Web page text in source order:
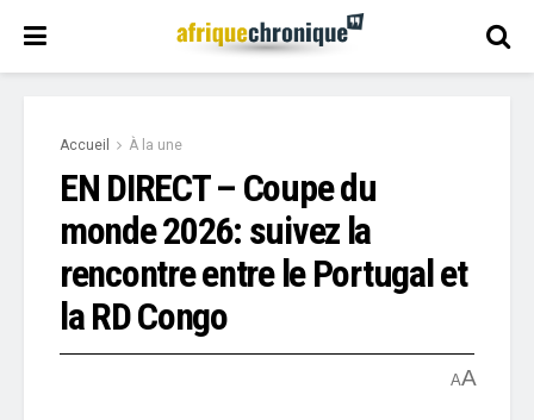
Accueil À la une
EN DIRECT – Coupe du
monde 2026: suivez la
rencontre entre le Portugal et
la RD Congo
AA